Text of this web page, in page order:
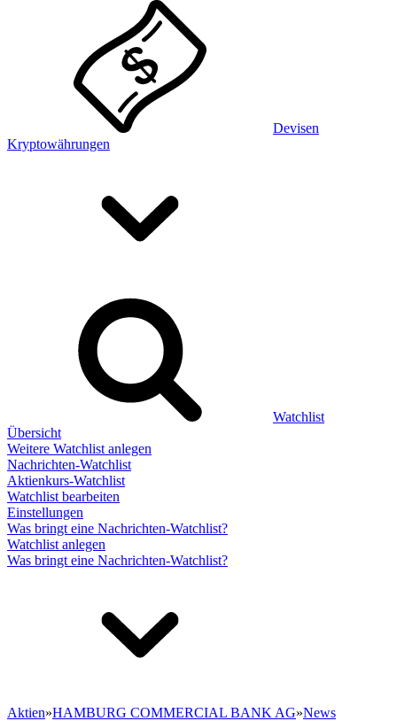
Devisen
Kryptowährungen
Watchlist
Übersicht
Weitere Watchlist anlegen
Nachrichten-Watchlist
Aktienkurs-Watchlist
Watchlist bearbeiten
Einstellungen
Was bringt eine Nachrichten-Watchlist?
Watchlist anlegen
Was bringt eine Nachrichten-Watchlist?
Aktien»HAMBURG COMMERCIAL BANK AG»News